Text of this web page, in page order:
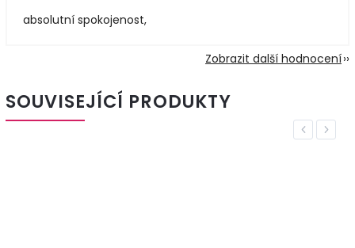
absolutní spokojenost,
Zobrazit další hodnocení
SOUVISEJÍCÍ PRODUKTY
Previous
Next